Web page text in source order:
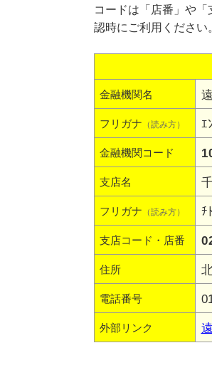
コードは「店番」や
認時にご利用ください。
金融機関名
フリガナ （読み方） ｴ
金融機関コード
支店名
フリガナ （読み方） ﾁ
支店コード・店番
住所
電話番号
外部リンク